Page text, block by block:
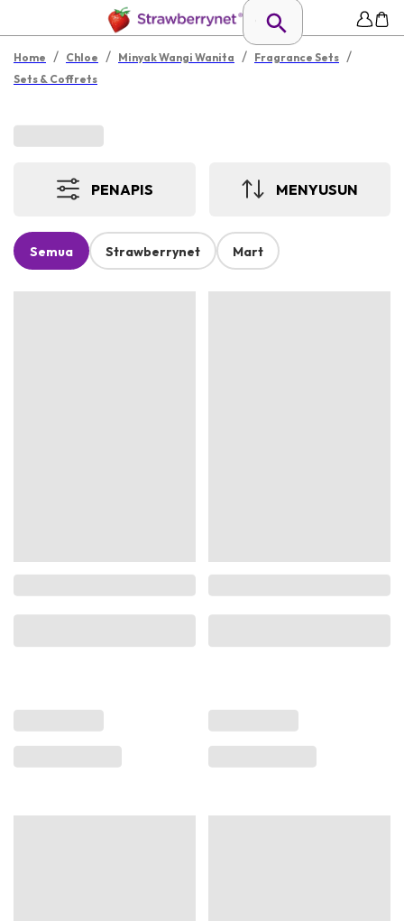
Home / Chloe / Minyak Wangi Wanita / Fragrance Sets /
Sets & Coffrets
PENAPIS MENYUSUN
Semua Strawberrynet Mart